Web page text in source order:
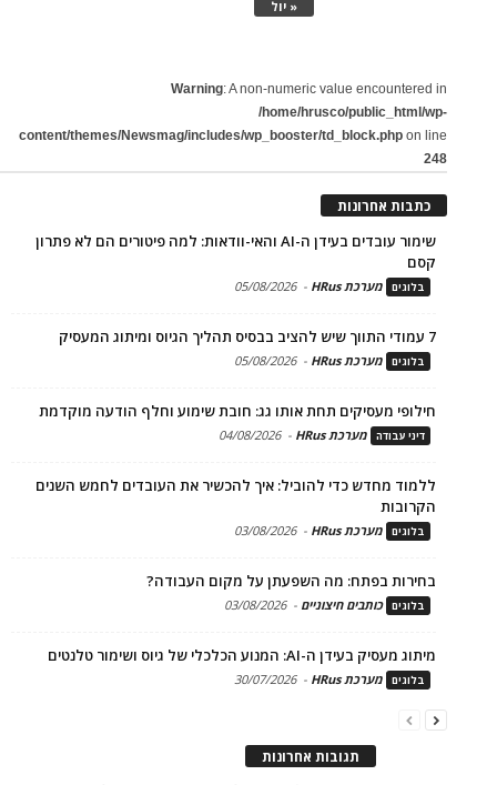
« יול
Warning: A non-numeric value encountered in
/home/hrusco/public_html/wp-
content/themes/Newsmag/includes/wp_booster/td_block.php on line
248
כתבות אחרונות
שימור עובדים בעידן ה-AI והאי-וודאות: למה פיטורים הם לא פתרון
קסם
בלוגים מערכת HRus -
05/08/2026
7 עמודי התווך שיש להציב בבסיס תהליך הגיוס ומיתוג המעסיק
בלוגים מערכת HRus -
05/08/2026
חילופי מעסיקים תחת אותו גג: חובת שימוע וחלף הודעה מוקדמת
דיני עבודה מערכת HRus -
04/08/2026
ללמוד מחדש כדי להוביל: איך להכשיר את העובדים לחמש השנים
הקרובות
בלוגים מערכת HRus -
03/08/2026
בחירות בפתח: מה השפעתן על מקום העבודה?
בלוגים כותבים חיצוניים -
03/08/2026
מיתוג מעסיק בעידן ה-AI: המנוע הכלכלי של גיוס ושימור טלנטים
בלוגים מערכת HRus -
30/07/2026
תגובות אחרונות